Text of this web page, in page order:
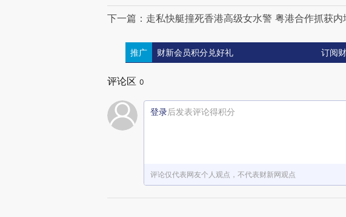
下一篇：走私快艇撞死香港高级女水警 粤港合作抓获内
推广 财新会员积分兑好礼 订阅
评论区 0
登录后发表评论得积分
评论仅代表网友个人观点，不代表财新网观点